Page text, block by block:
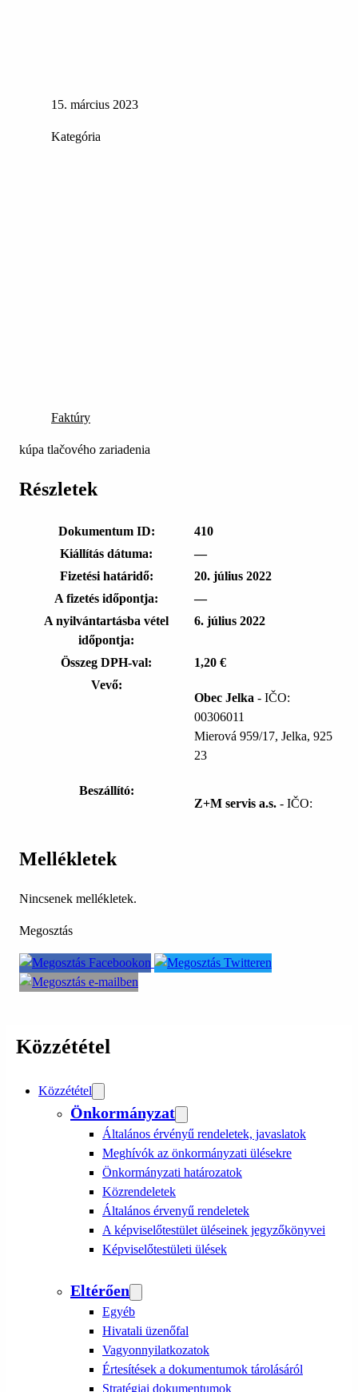
15. március 2023
Kategória
Faktúry
kúpa tlačového zariadenia
Részletek
Dokumentum ID:
410
Kiállítás dátuma:
—
Fizetési határidő:
20. július 2022
A fizetés időpontja:
—
A nyilvántartásba vétel
időpontja:
6. július 2022
Összeg DPH-val:
1,20 €
Vevő:
Obec Jelka - IČO:
00306011
Mierová 959/17, Jelka, 925
23
Beszállító:
Z+M servis a.s. - IČO:
Mellékletek
Nincsenek mellékletek.
Megosztás
Közzététel
Közzététel
Önkormányzat
Általános érvényű rendeletek, javaslatok
Meghívók az önkormányzati ülésekre
Önkormányzati határozatok
Közrendeletek
Általános érvenyű rendeletek
A képviselőtestület üléseinek jegyzőkönyvei
Képviselőtestületi ülések
Eltérően
Egyéb
Hivatali üzenőfal
Vagyonnyilatkozatok
Értesítések a dokumentumok tárolásáról
Stratégiai dokumentumok